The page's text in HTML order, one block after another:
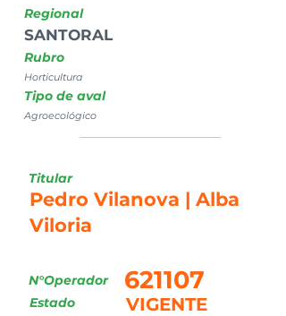
Regional
SANTORAL
Rubro
Horticultura
Tipo de aval
Agroecológico
Titular
Pedro Vilanova | Alba
Viloria
N°Operador
VIGENTE
Estado
621107